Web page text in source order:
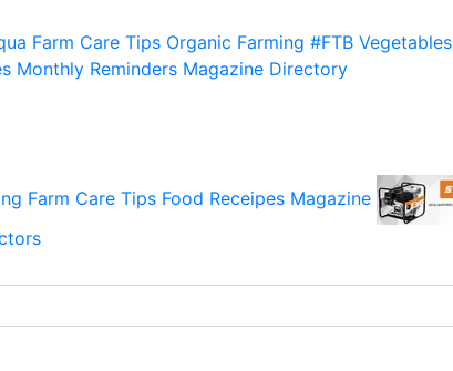
Farm Care Tips Organic Farming #FTB Vegetables
Monthly Reminders Magazine Directory
Farm Care Tips Food Receipes Magazine